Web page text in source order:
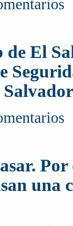
El
una